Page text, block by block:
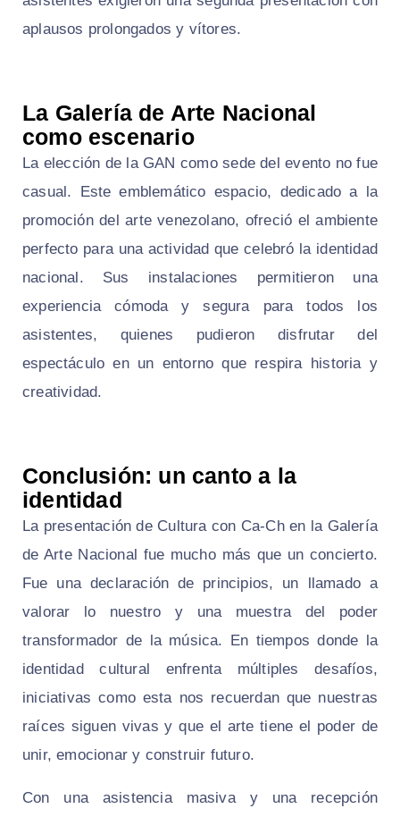
aplausos prolongados y vítores.
La Galería de Arte Nacional
como escenario
La elección de la GAN como sede del evento no fue
casual. Este emblemático espacio, dedicado a la
promoción del arte venezolano, ofreció el ambiente
perfecto para una actividad que celebró la identidad
nacional. Sus instalaciones permitieron una
experiencia cómoda y segura para todos los
asistentes, quienes pudieron disfrutar del
espectáculo en un entorno que respira historia y
creatividad.
Conclusión: un canto a la
identidad
La presentación de Cultura con Ca-Ch en la Galería
de Arte Nacional fue mucho más que un concierto.
Fue una declaración de principios, un llamado a
valorar lo nuestro y una muestra del poder
transformador de la música. En tiempos donde la
identidad cultural enfrenta múltiples desafíos,
iniciativas como esta nos recuerdan que nuestras
raíces siguen vivas y que el arte tiene el poder de
unir, emocionar y construir futuro.
Con una asistencia masiva y una recepción